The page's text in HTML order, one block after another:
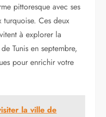
pittoresque avec ses
turquoise. Ces deux
à explorer la
Tunis en septembre,
pour enrichir votre
la ville de